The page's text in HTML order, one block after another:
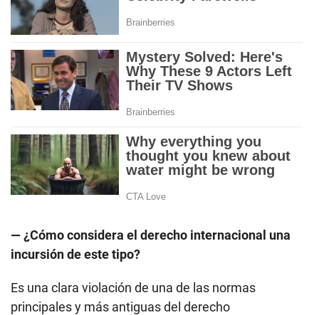
— ¿Cómo considera el derecho internacional una
incursión de este tipo?
Es una clara violación de una de las normas
principales y más antiguas del derecho